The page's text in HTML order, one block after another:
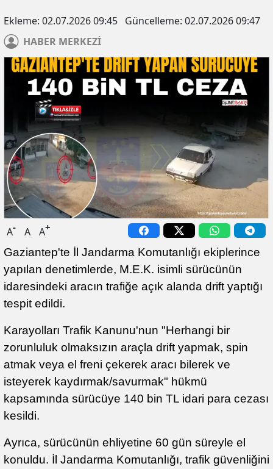
Ekleme: 02.07.2026 09:45 Güncelleme: 02.07.2026 09:47
HABER MERKEZİ
A- A A+
Gaziantep'te İl Jandarma Komutanlığı ekiplerince
yapılan denetimlerde, M.E.K. isimli sürücünün
idaresindeki aracın trafiğe açık alanda drift yaptığı
tespit edildi.
Karayolları Trafik Kanunu'nun "Herhangi bir
zorunluluk olmaksızın araçla drift yapmak, spin
atmak veya el freni çekerek aracı bilerek ve
isteyerek kaydırmak/savurmak" hükmü
kapsamında sürücüye 140 bin TL idari para cezası
kesildi.
Ayrıca, sürücünün ehliyetine 60 gün süreyle el
konuldu. İl Jandarma Komutanlığı, trafik güvenliğini